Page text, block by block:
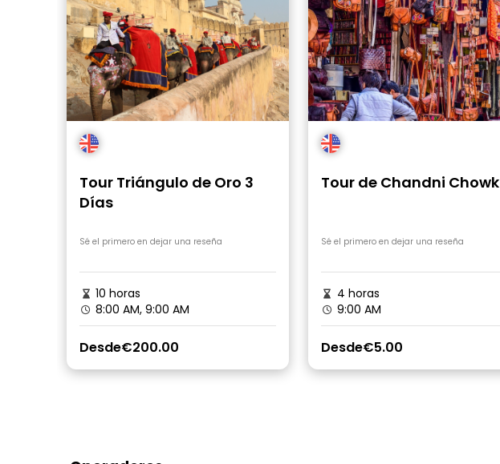
Tour Triángulo de Oro 3
Días
Sé el primero en dejar una reseña
10 horas
8:00 AM, 9:00 AM
Desde€200.00
Tour de Chandni Chowk
Sé el primero en dejar una reseña
4 horas
9:00 AM
Desde€5.00